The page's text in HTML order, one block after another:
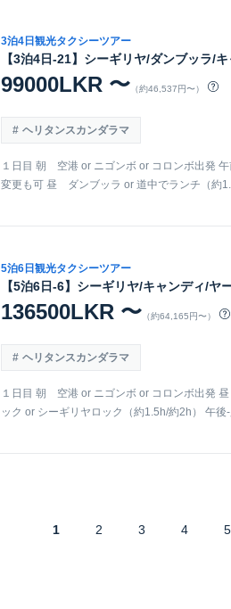
3泊4日観光タクシーツアー
【3泊4日-21】シーギリヤ/ダンブッラ/
99000LKR 〜 （約46,537円〜）
ヘリタンスカンダラマ
１日目 朝 空港 or ニゴンボ or コロンボ出発
変更も可 昼 ダンブッラ or 道中でランチ（
5泊6日観光タクシーツアー
【5泊6日-6】シーギリヤ/キャンディ/ヤ
136500LKR 〜 （約64,165円〜）
ヘリタンスカンダラマ
１日目 朝 空港 or ニゴンボ or コロンボ出発
ック or シーギリヤロック（約1.5h/約2h） 午
1 2 3 4 5